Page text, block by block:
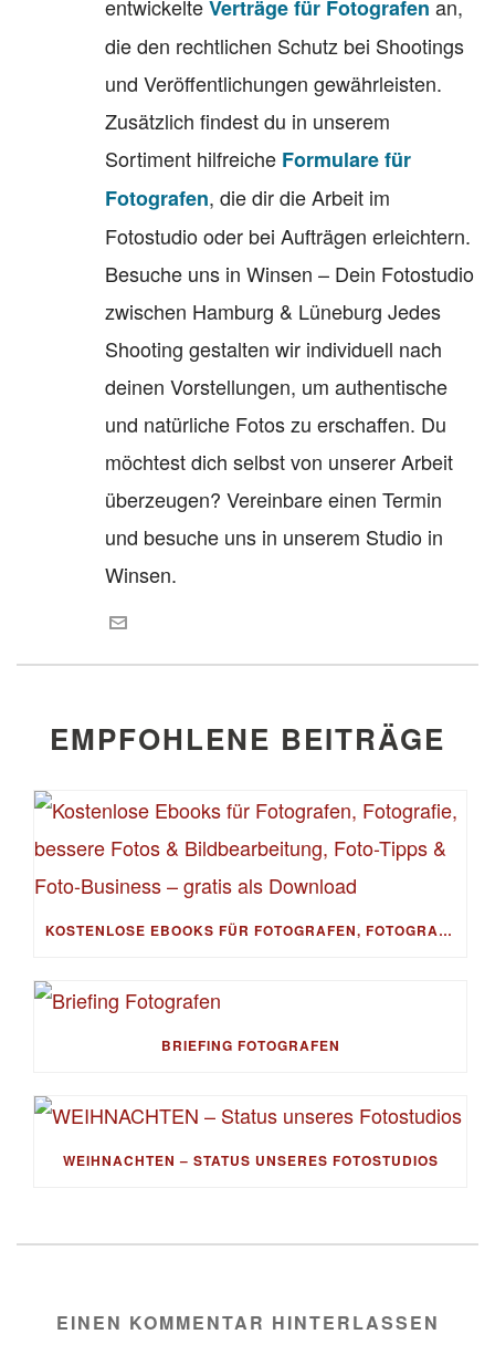
entwickelteVerträge für Fotografen an,
die den rechtlichen Schutz bei Shootings
und Veröffentlichungen gewährleisten.
Zusätzlich findest du in unserem
Sortiment hilfreiche Formulare für
Fotografen, die dir die Arbeit im
Fotostudio oder bei Aufträgen erleichtern.
Besuche uns in Winsen – Dein Fotostudio
zwischen Hamburg & Lüneburg Jedes
Shooting gestalten wir individuell nach
deinen Vorstellungen, um authentische
und natürliche Fotos zu erschaffen. Du
möchtest dich selbst von unserer Arbeit
überzeugen? Vereinbare einen Termin
und besuche uns in unserem Studio in
Winsen.
EMPFOHLENE BEITRÄGE
KOSTENLOSE EBOOKS FÜR FOTOGRAFEN, FOTOGRAFIE, BESSERE FOTOS & BILDBEARBEITUNG, FOTO-TIPPS & FOTO-BUSINESS – GRATIS ALS DOWNLOAD
BRIEFING FOTOGRAFEN
WEIHNACHTEN – STATUS UNSERES FOTOSTUDIOS
EINEN KOMMENTAR HINTERLASSEN